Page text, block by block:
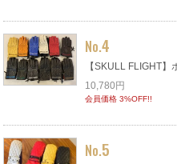
No.4
【SKULL FLIGHT
10,780円
会員価格 3%OFF!!
No.5